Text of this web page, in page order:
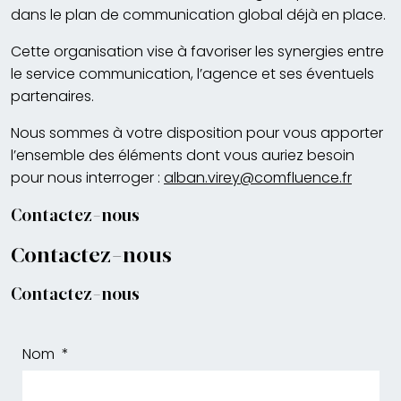
dans le plan de communication global déjà en place.
Cette organisation vise à favoriser les synergies entre
le service communication, l’agence et ses éventuels
partenaires.
Nous sommes à votre disposition pour vous apporter
l’ensemble des éléments dont vous auriez besoin
pour nous interroger : alban.virey@comfluence.fr
Contactez-nous
Contactez-nous
Contactez-nous
Nom *